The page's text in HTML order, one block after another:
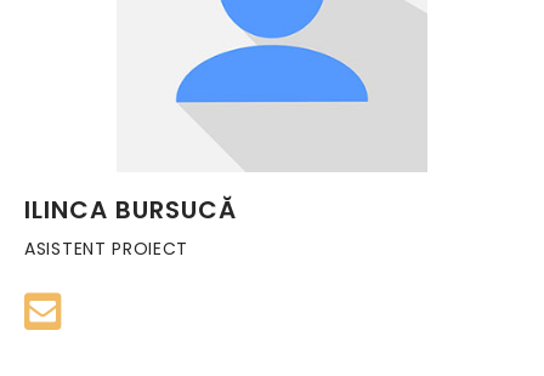
ILINCA BURSUCĂ
ASISTENT PROIECT